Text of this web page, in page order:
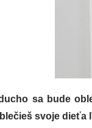
sa bude
svoje dieťa